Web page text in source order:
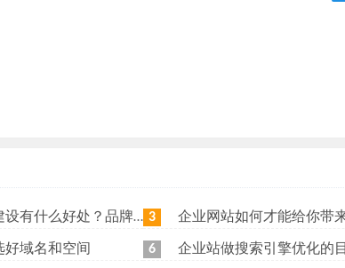
？品牌网站日常维护工作有哪些？ 3 企业网站如何才能给你带来
域名和空间 6 企业站做搜索引擎优化的